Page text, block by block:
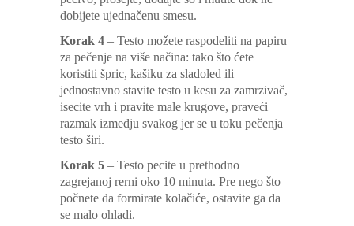
dobijete ujednačenu smesu.
Korak 4 – Testo možete raspodeliti na papiru
za pečenje na više načina: tako što ćete
koristiti špric, kašiku za sladoled ili
jednostavno stavite testo u kesu za zamrzivač,
isecite vrh i pravite male krugove, praveći
razmak izmedju svakog jer se u toku pečenja
testo širi.
Korak 5 – Testo pecite u prethodno
zagrejanoj rerni oko 10 minuta. Pre nego što
počnete da formirate kolačiće, ostavite ga da
se malo ohladi.